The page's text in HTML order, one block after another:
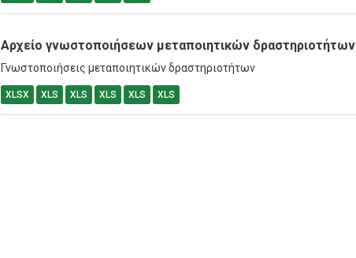
Αρχείο γνωστοποιήσεων μεταποιητικών δραστηριοτήτων
Γνωστοποιήσεις μεταποιητικών δραστηριοτήτων
XLSX XLS XLS XLS XLS XLS